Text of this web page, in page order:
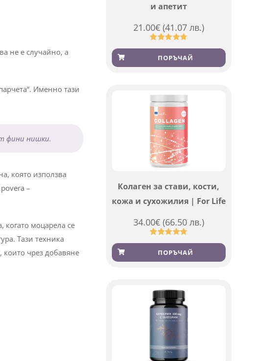
не е случайно, а
Именно тази
фини нишки.
която използва
–
когато моцарела се
Тази техника
които чрез добавяне
и апетит
21.00€ (41.07 лв.)
Оценен
4.76от 5,
базирано
819
ПОРЪЧАЙ
Колаген за стави, кости,
кожа и сухожилия | For Life
34.00€ (66.50 лв.)
Оценен
4.83от 5,
базирано
923
ПОРЪЧАЙ